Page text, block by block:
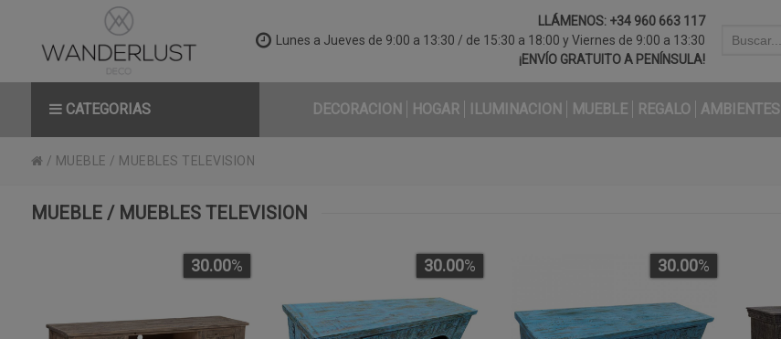
LLÁMENOS: +34 960 663 117
Lunes a Jueves de 9:00 a 13:30 / de 15:30 a 18:00 y Viernes de 9:00 a 13:30
¡ENVÍO GRATUITO A PENÍNSULA!
CATEGORIAS DECORACION HOGAR ILUMINACION MUEBLE REGALO AMBIENTES
/ MUEBLE / MUEBLES TELEVISION
MUEBLE / MUEBLES TELEVISION
30.00% 30.00% 30.00%